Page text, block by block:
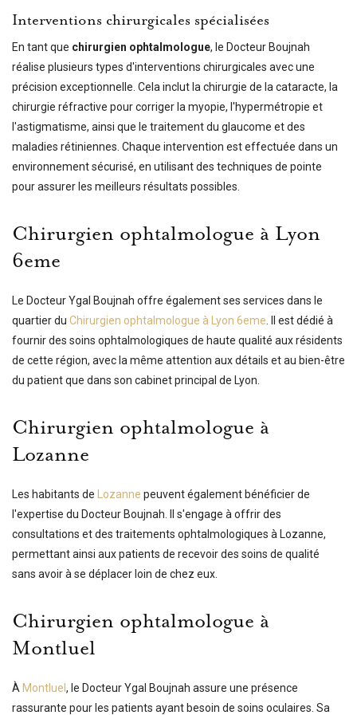
Interventions chirurgicales spécialisées
En tant que chirurgien ophtalmologue, le Docteur Boujnah
réalise plusieurs types d'interventions chirurgicales avec une
précision exceptionnelle. Cela inclut la chirurgie de la cataracte, la
chirurgie réfractive pour corriger la myopie, l'hypermétropie et
l'astigmatisme, ainsi que le traitement du glaucome et des
maladies rétiniennes. Chaque intervention est effectuée dans un
environnement sécurisé, en utilisant des techniques de pointe
pour assurer les meilleurs résultats possibles.
Chirurgien ophtalmologue à Lyon
6eme
Le Docteur Ygal Boujnah offre également ses services dans le
quartier du Chirurgien ophtalmologue à Lyon 6eme . Il est dédié à
fournir des soins ophtalmologiques de haute qualité aux résidents
de cette région, avec la même attention aux détails et au bien-être
du patient que dans son cabinet principal de Lyon.
Chirurgien ophtalmologue à
Lozanne
Les habitants de Lozanne peuvent également bénéficier de
l'expertise du Docteur Boujnah. Il s'engage à offrir des
consultations et des traitements ophtalmologiques à Lozanne,
permettant ainsi aux patients de recevoir des soins de qualité
sans avoir à se déplacer loin de chez eux.
Chirurgien ophtalmologue à
Montluel
À Montluel , le Docteur Ygal Boujnah assure une présence
rassurante pour les patients ayant besoin de soins oculaires. Sa